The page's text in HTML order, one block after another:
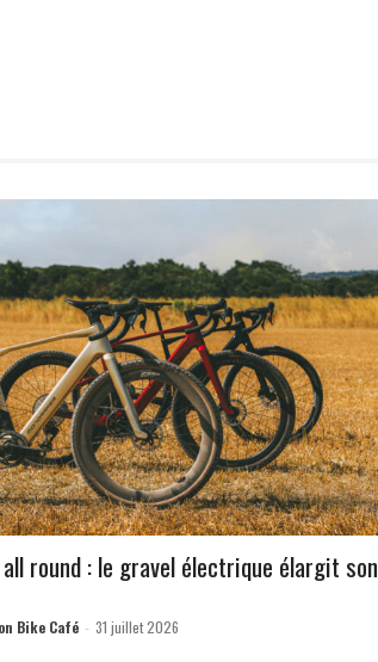
round : le gravel électrique élargit son
Bike Café - 31 juillet 2026